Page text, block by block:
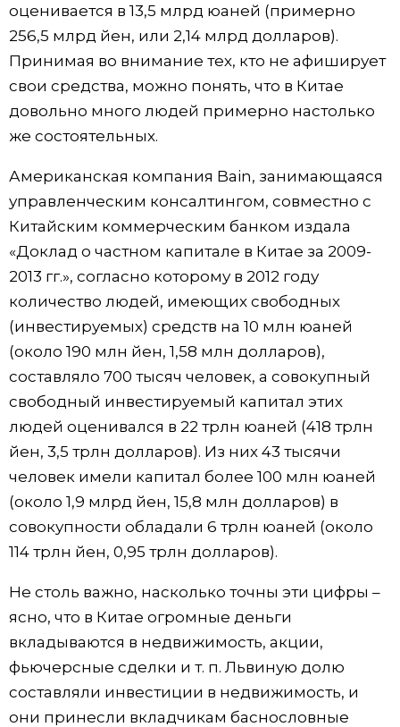
оценивается в 13,5 млрд юаней (примерно
256,5 млрд йен, или 2,14 млрд долларов).
Принимая во внимание тех, кто не афиширует
свои средства, можно понять, что в Китае
довольно много людей примерно настолько
же состоятельных.
Американская компания Bain, занимающаяся
управленческим консалтингом, совместно с
Китайским коммерческим банком издала
«Доклад о частном капитале в Китае за 2009-
2013 гг.», согласно которому в 2012 году
количество людей, имеющих свободных
(инвестируемых) средств на 10 млн юаней
(около 190 млн йен, 1,58 млн долларов),
составляло 700 тысяч человек, а совокупный
свободный инвестируемый капитал этих
людей оценивался в 22 трлн юаней (418 трлн
йен, 3,5 трлн долларов). Из них 43 тысячи
человек имели капитал более 100 млн юаней
(около 1,9 млрд йен, 15,8 млн долларов) в
совокупности обладали 6 трлн юаней (около
114 трлн йен, 0,95 трлн долларов).
Не столь важно, насколько точны эти цифры –
ясно, что в Китае огромные деньги
вкладываются в недвижимость, акции,
фьючерсные сделки и т. п. Львиную долю
составляли инвестиции в недвижимость, и
они принесли вкладчикам баснословные